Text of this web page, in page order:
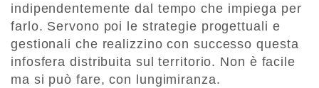
indipendentemente dal tempo che impiega per
farlo. Servono poi le strategie progettuali e
gestionali che realizzino con successo questa
infosfera distribuita sul territorio. Non è facile
ma si può fare, con lungimiranza.